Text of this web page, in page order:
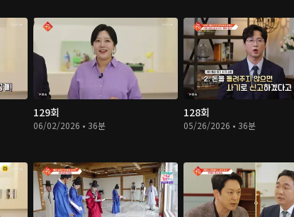
129회
06/02/2026 • 36분
128회
05/26/2026 • 36분